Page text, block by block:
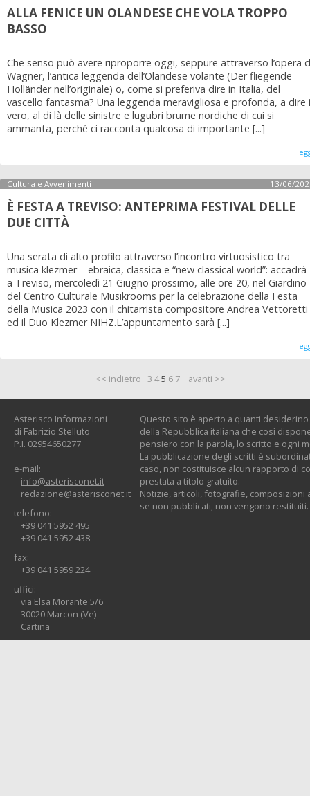
ALLA FENICE UN OLANDESE CHE VOLA TROPPO
BASSO
Che senso può avere riproporre oggi, seppure attraverso l’opera
Wagner, l’antica leggenda dell’Olandese volante (Der fliegende
Holländer nell’originale) o, come si preferiva dire in Italia, del
vascello fantasma? Una leggenda meravigliosa e profonda, a dire
vero, al di là delle sinistre e lugubri brume nordiche di cui si
ammanta, perché ci racconta qualcosa di importante [...]
Cultura e Avvenimenti 13/06/
È FESTA A TREVISO: ANTEPRIMA FESTIVAL DELLE
DUE CITTÀ
Una serata di alto profilo attraverso l’incontro virtuosistico tra
musica klezmer – ebraica, classica e “new classical world”: accadrà
a Treviso, mercoledì 21 Giugno prossimo, alle ore 20, nel Giardino
del Centro Culturale Musikrooms per la celebrazione della Festa
della Musica 2023 con il chitarrista compositore Andrea Vettoretti
ed il Duo Klezmer NIHZ.L’appuntamento sarà [...]
<< indietro 3 45 6 7 avanti >>
Asterisco Informazioni
di Fabrizio Stelluto
P.I. 02954650277
e-mail:
info@asterisconet.it
redazione@asterisconet.it
telefono:
+39 041 5952 495
+39 041 5952 438
fax:
+39 041 5959 224
uffici:
via Elsa Morante 5/6
30020 Marcon (Ve)
Cartina
Questo sito è aperto a quanti
della Repubblica italiana che così
pensiero con la parola, lo scritto e ogni
La pubblicazione degli scritti è
caso, non costituisce alcun rapporto di
prestata a titolo gratuito.
Notizie, articoli, fotografie, composizioni
se non pubblicati, non vengono restituiti.